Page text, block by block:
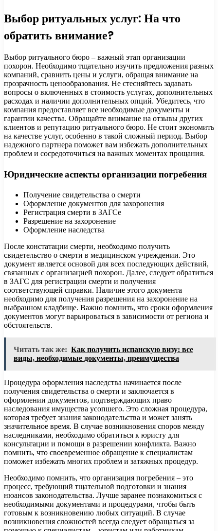
Выбор ритуальных услуг: На что
обратить внимание?
Выбор ритуального бюро – важный этап организации
похорон. Необходимо тщательно изучить предложения разных
компаний, сравнить цены и услуги, обращая внимание на
прозрачность ценообразования. Не стесняйтесь задавать
вопросы о включенных в стоимость услугах, дополнительных
расходах и наличии дополнительных опций. Убедитесь, что
компания предоставляет все необходимые документы и
гарантии качества. Обращайте внимание на отзывы других
клиентов и репутацию ритуального бюро. Не стоит экономить
на качестве услуг, особенно в такой сложный период. Выбор
надежного партнера поможет вам избежать дополнительных
проблем и сосредоточиться на важных моментах прощания.
Юридические аспекты организации погребения
Получение свидетельства о смерти
Оформление документов для захоронения
Регистрация смерти в ЗАГСе
Разрешение на захоронение
Оформление наследства
После констатации смерти, необходимо получить
свидетельство о смерти в медицинском учреждении. Это
документ является основой для всех последующих действий,
связанных с организацией похорон. Далее, следует обратиться
в ЗАГС для регистрации смерти и получения
соответствующей справки. Наличие этого документа
необходимо для получения разрешения на захоронение на
выбранном кладбище. Важно помнить, что сроки оформления
документов могут варьироваться в зависимости от региона и
обстоятельств.
Читать так же: Как получить испанскую визу: все
виды, необходимые документы, преимущества
Процедура оформления наследства начинается после
получения свидетельства о смерти и заключается в
оформлении документов, подтверждающих право
наследования имущества усопшего. Это сложная процедура,
которая требует знания законодательства и может занять
значительное время. В случае возникновения споров между
наследниками, необходимо обратиться к юристу для
консультации и помощи в разрешении конфликта. Важно
помнить, что своевременное обращение к специалистам
поможет избежать многих проблем и затяжных процедур.
Необходимо помнить, что организация погребения – это
процесс, требующий тщательной подготовки и знания
нюансов законодательства. Лучше заранее познакомиться с
необходимыми документами и процедурами, чтобы быть
готовым к возникновению любых ситуаций. В случае
возникновения сложностей всегда следует обращаться за